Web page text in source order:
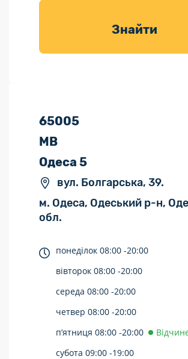
товарів для
Знайти
65005
МВ
Одеса 5
вул. Болгарська, 39.
м. Одеса, Одеський р-н,
обл.
понеділок 08:00 -20:00
вівторок 08:00 -20:00
середа 08:00 -20:00
четвер 08:00 -20:00
п’ятниця 08:00 -20:00
субота 09:00 -19:00